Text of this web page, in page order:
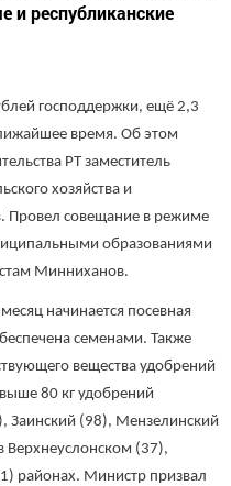
и республиканские
господдержки, ещё 2,3
время. Об этом
РТ заместитель
хозяйства и
Провел совещание в режиме
образованиями
Минниханов.
начинается посевная
семенами. Также
вещества удобрений
80 кг удобрений
Заинский (98), Мензелинский
Верхнеуслонском (37),
районах. Министр призвал